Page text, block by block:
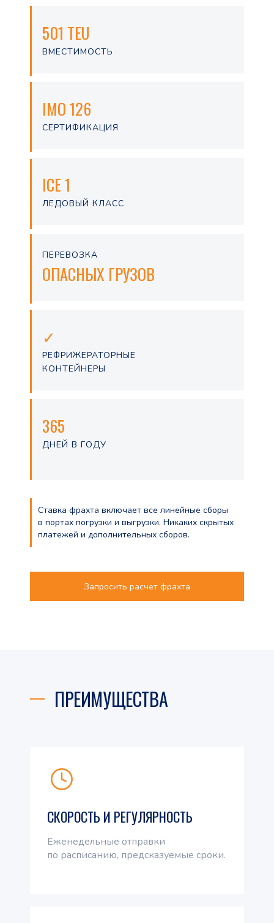
Запросить расчет фрахта
Ставка фрахта включает все линейные сборы
в портах погрузки и выгрузки. Никаких скрытых
платежей и дополнительных сборов.
365
ДНЕЙ В ГОДУ
ПЕРЕВОЗКА
ОПАСНЫХ ГРУЗОВ
ICE 1
ЛЕДОВЫЙ КЛАСС
IMO 126
СЕРТИФИКАЦИЯ
501 TEU
ВМЕСТИМОСТЬ
✓
РЕФРИЖЕРАТОРНЫЕ
КОНТЕЙНЕРЫ
ПРЕИМУЩЕСТВА
СКОРОСТЬ И РЕГУЛЯРНОСТЬ
Еженедельные отправки
по расписанию, предсказуемые сроки.